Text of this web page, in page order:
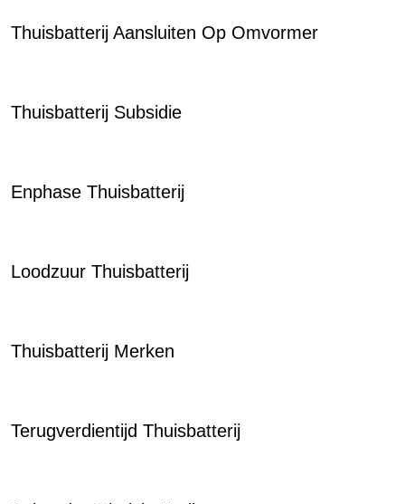
Thuisbatterij Aansluiten Op Omvormer
Thuisbatterij Subsidie
Enphase Thuisbatterij
Loodzuur Thuisbatterij
Thuisbatterij Merken
Terugverdientijd Thuisbatterij